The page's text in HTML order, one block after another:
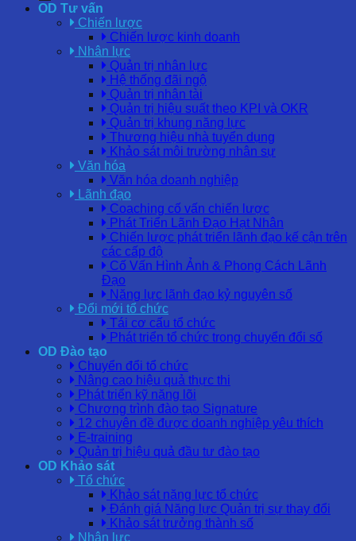
OD Tư vấn
Chiến lược
Chiến lược kinh doanh
Nhân lực
Quản trị nhân lực
Hệ thống đãi ngộ
Quản trị nhân tài
Quản trị hiệu suất theo KPI và OKR
Quản trị khung năng lực
Thương hiệu nhà tuyển dụng
Khảo sát môi trường nhân sự
Văn hóa
Văn hóa doanh nghiệp
Lãnh đạo
Coaching cố vấn chiến lược
Phát Triển Lãnh Đạo Hạt Nhân
Chiến lược phát triển lãnh đạo kế cận trên
các cấp độ
Cố Vấn Hình Ảnh & Phong Cách Lãnh
Đạo
Năng lực lãnh đạo kỷ nguyên số
Đổi mới tổ chức
Tái cơ cấu tổ chức
Phát triển tổ chức trong chuyển đổi số
OD Đào tạo
Chuyển đổi tổ chức
Nâng cao hiệu quả thực thi
Phát triển kỹ năng lõi
Chương trình đào tạo Signature
12 chuyên đề được doanh nghiệp yêu thích
E-training
Quản trị hiệu quả đầu tư đào tạo
OD Khảo sát
Tổ chức
Khảo sát năng lực tổ chức
Đánh giá Năng lực Quản trị sự thay đổi
Khảo sát trưởng thành số
Nhân lực